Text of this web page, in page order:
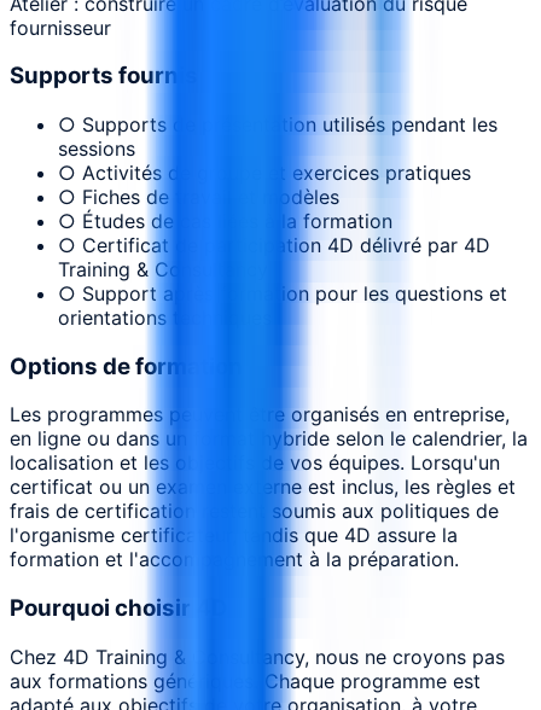
fournisseur
Supports fournis
○ Supports de présentation utilisés pendant les
sessions
○ Activités de groupe et exercices pratiques
○ Fiches de travail et modèles
○ Études de cas liées à la formation
○ Certificat de participation 4D délivré par 4D
Training & Consultancy
○ Support après formation pour les questions et
orientations techniques
Options de formation
Les programmes peuvent être organisés en entreprise,
en ligne ou dans un format hybride selon le calendrier, la
localisation et les objectifs de vos équipes. Lorsqu'un
certificat ou un examen externe est inclus, les règles et
frais de certification restent soumis aux politiques de
l'organisme certificateur, tandis que 4D assure la
formation et l'accompagnement à la préparation.
Pourquoi choisir 4D
Chez 4D Training & Consultancy, nous ne croyons pas
aux formations génériques. Chaque programme est
adapté aux objectifs de votre organisation, à votre